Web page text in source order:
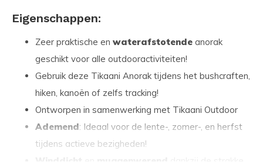
Eigenschappen:
Zeer praktische en waterafstotende anorak
geschikt voor alle outdooractiviteiten!
Gebruik deze Tikaani Anorak tijdens het bushcraften,
hiken, kanoën of zelfs tracking!
Ontworpen in samenwerking met Tikaani Outdoor
Ademend: Ideaal voor de lente-, zomer-, en herfst
tijdens actieve bezigheden!